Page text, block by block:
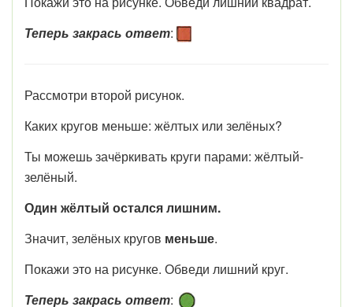
Теперь закрась ответ:
Рассмотри второй рисунок.
Каких кругов меньше: жёлтых или зелёных?
Ты можешь зачёркивать круги парами: жёлтый-
зелёный.
Один жёлтый остался лишним.
Значит, зелёных кругов меньше.
Покажи это на рисунке. Обведи лишний круг.
Теперь закрась ответ: